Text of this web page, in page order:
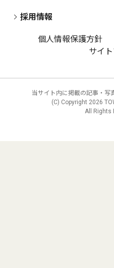
採用情報
個人情報保護方針
サイ
当サイト内に掲載の記事・写
(C) Copyright 2026
All Rights